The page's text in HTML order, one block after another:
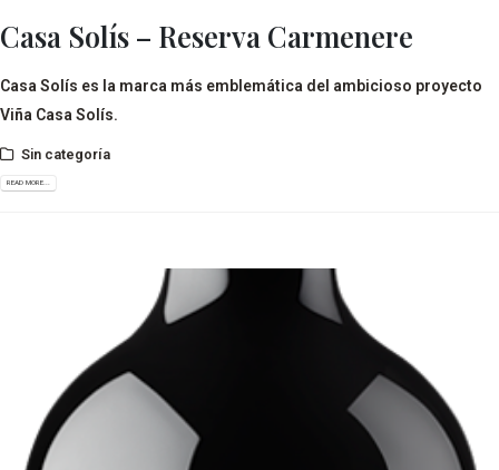
Casa Solís – Reserva Carmenere
Casa Solís es la marca más emblemática del ambicioso proyecto
Viña Casa Solís.
Sin categoría
READ MORE...